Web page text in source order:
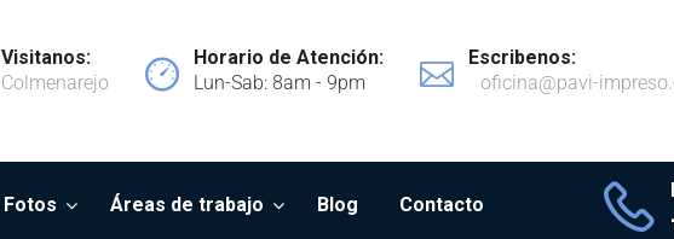
Visitanos:
Colmenarejo
Horario de Atención:
Lun-Sab: 8am - 9pm
Escribenos:
oficina@pavi-
Fotos Áreas de trabajo Blog Contacto